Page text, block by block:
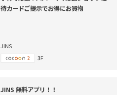
待カードご提示でお得にお買物
JINS
3F
JINS 無料アプリ！！